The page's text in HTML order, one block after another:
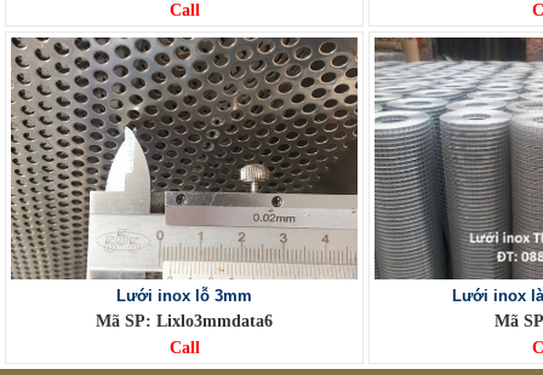
Call
Lưới inox lỗ 3mm
Mã SP: Lixlo3mmdata6
Call
Lưới inox
Mã